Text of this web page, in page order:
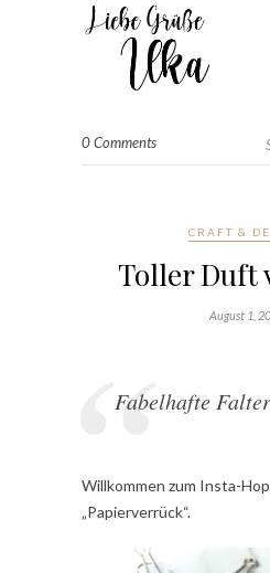
0 Comments
CRAFT &
Toller Duft
August 1,
Fabelhafte Falter
Willkommen zum Insta-
„Papierverrück“.